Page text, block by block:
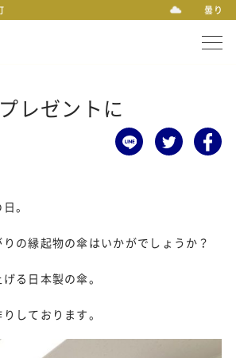
曇り
レゼントに
。
の縁起物の傘はいかがでしょうか？
る日本製の傘。
しております。